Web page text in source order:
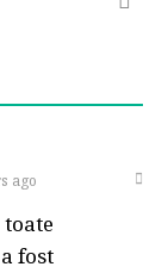
ago
fost